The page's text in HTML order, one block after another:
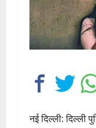
नई दिल्ली: दिल्ली